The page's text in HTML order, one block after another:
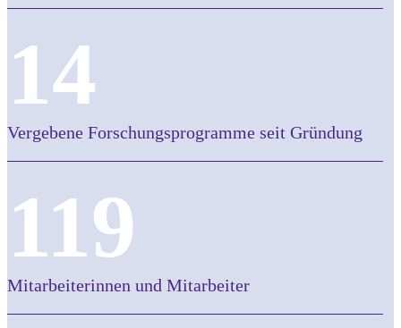
14
Vergebene Forschungsprogramme seit Gründung
119
Mitarbeiterinnen und Mitarbeiter